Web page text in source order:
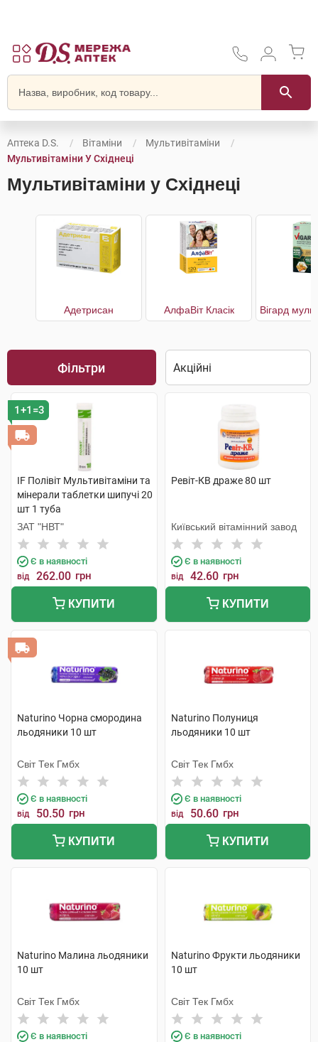
Аптека D.S. Вітаміни
Мультивітаміни
Мультивітаміни У Східнеці
Мультивітаміни у Східнеці
Адетрисан АлфаВіт Класік
Фільтри
1+1=3
IF Полівіт Мультивітаміни та
мінерали таблетки шипучі 20
шт 1 туба
ЗАТ "НВТ"
Є в наявності
від 262.00 грн
КУПИТИ
Ревіт-КВ драже 80 шт
Київський вітамінний завод
Є в наявності
від 42.60 грн
КУПИТИ
Naturino Чорна смородина
льодяники 10 шт
Світ Тек Гмбх
Є в наявності
від 50.50 грн
КУПИТИ
Naturino Полуниця
льодяники 10 шт
Світ Тек Гмбх
Є в наявності
від 50.60 грн
КУПИТИ
Naturino Малина льодяники
10 шт
Світ Тек Гмбх
Є в наявності
Naturino Фрукти льодяники
10 шт
Світ Тек Гмбх
Є в наявності